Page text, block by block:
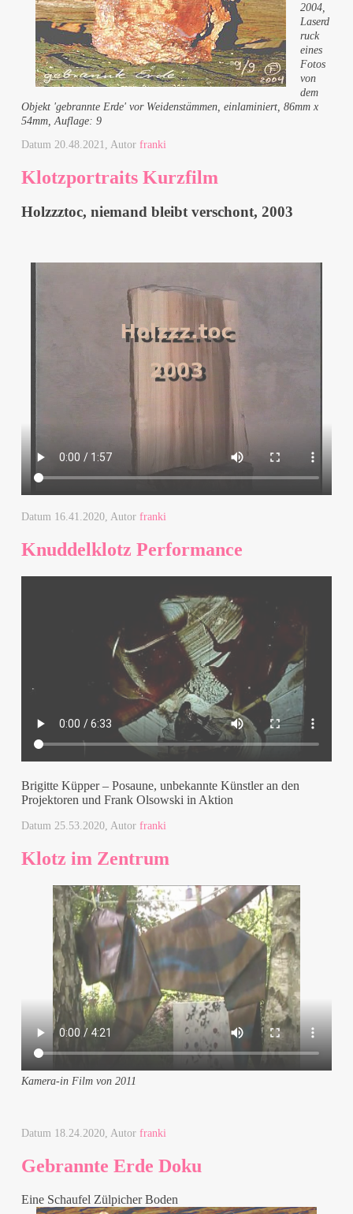
2004,
Laserd
ruck
eines
Fotos
von
dem
Objekt 'gebrannte Erde' vor Weidenstämmen, einlaminiert, 86mm x
54mm, Auflage: 9
Datum 20.48.2021 , Autorfranki
Klotzportraits Kurzfilm
Holzzztoc, niemand bleibt verschont, 2003
Datum 16.41.2020, Autorfranki
Knuddelklotz Performance
Brigitte Küpper – Posaune, unbekannte Künstler an den
Projektoren und Frank Olsowski in Aktion
Datum25.53.2020, Autorfranki
Klotz im Zentrum
Kamera-in Film von 2011
Datum 18.24.2020, Autorfranki
Gebrannte Erde Doku
Eine Schaufel Zülpicher Boden